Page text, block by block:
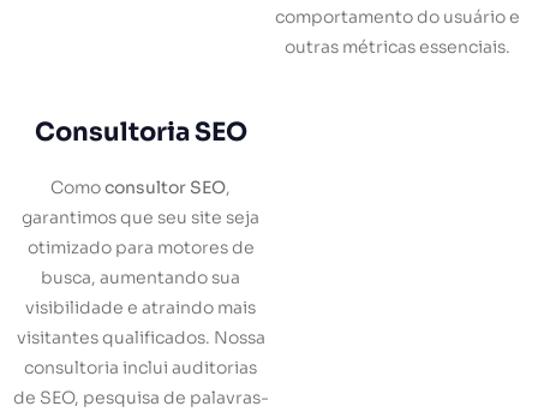
comportamento do usuário e
outras métricas essenciais.
Consultoria SEO
Comoconsultor SEO,
garantimos que seu site seja
otimizado para motores de
busca, aumentando sua
visibilidade e atraindo mais
visitantes qualificados. Nossa
consultoria inclui auditorias
de SEO, pesquisa de palavras-